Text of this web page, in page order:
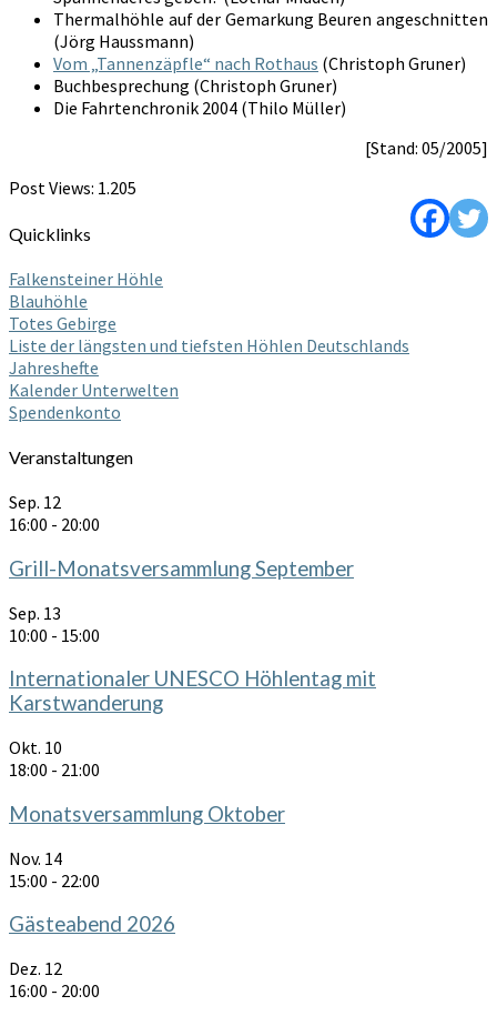
Thermalhöhle auf der Gemarkung Beuren angeschnitten
(Jörg Haussmann)
Vom „Tannenzäpfle“ nach Rothaus (Christoph Gruner)
Buchbesprechung (Christoph Gruner)
Die Fahrtenchronik 2004 (Thilo Müller)
[Stand: 05/2005]
Post Views: 1.205
Quicklinks
Falkensteiner Höhle
Blauhöhle
Totes Gebirge
Liste der längsten und tiefsten Höhlen Deutschlands
Jahreshefte
Kalender Unterwelten
Spendenkonto
Veranstaltungen
Sep. 12
16:00 - 20:00
Grill-Monatsversammlung September
Sep. 13
10:00 - 15:00
Internationaler UNESCO Höhlentag mit
Karstwanderung
Okt. 10
18:00 - 21:00
Monatsversammlung Oktober
Nov. 14
15:00 - 22:00
Gästeabend 2026
Dez. 12
16:00 - 20:00